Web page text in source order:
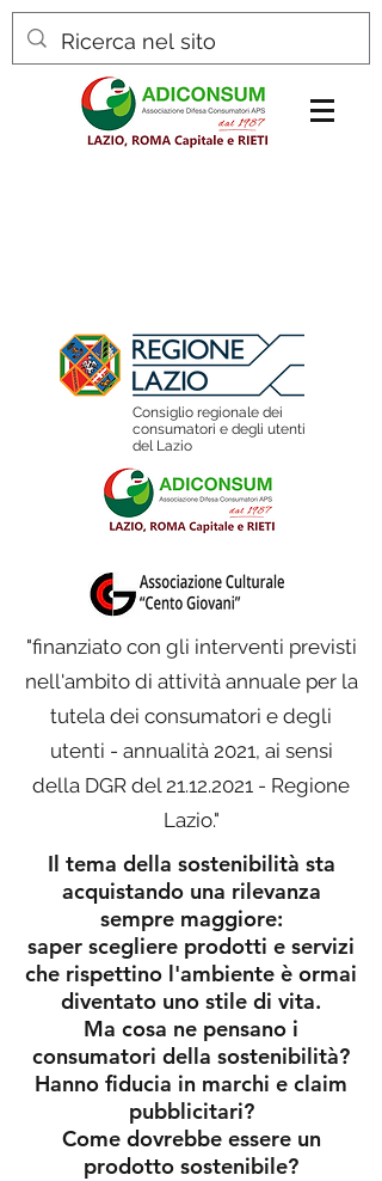
Consiglio regionale dei
consumatori e degli utenti
del Lazio
"finanziato con gli interventi previsti
nell'ambito di attività annuale per la
tutela dei consumatori e degli
utenti - annualità 2021, ai sensi
della DGR del21.12.2021 - Regione
Lazio."
Il tema della sostenibilità sta
acquistando una rilevanza
sempre maggiore:
saper scegliere prodotti e servizi
che rispettino l'ambiente è ormai
diventato uno stile di vita.
Ma cosa ne pensano i
consumatori della sostenibilità?
Hanno fiducia in marchi e claim
pubblicitari?
Come dovrebbe essere un
prodotto sostenibile?